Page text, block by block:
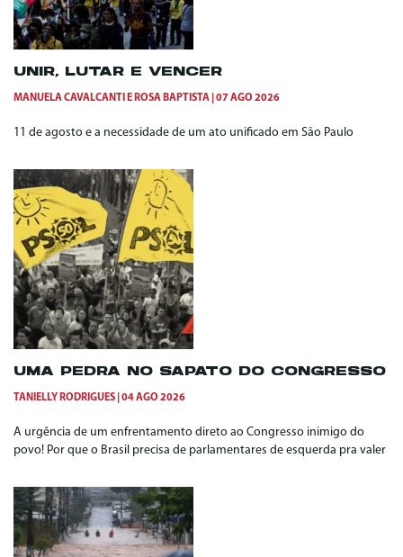
UNIR, LUTAR E VENCER
MANUELA CAVALCANTI E ROSA BAPTISTA 07 AGO 2026
11 de agosto e a necessidade de um ato unificado em São Paulo
UMA PEDRA NO SAPATO DO CONGRESSO
TANIELLY RODRIGUES 04 AGO 2026
A urgência de um enfrentamento direto ao Congresso inimigo do
povo! Por que o Brasil precisa de parlamentares de esquerda pra valer